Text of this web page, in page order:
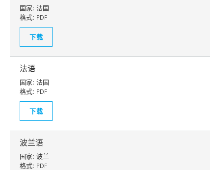
国家: 法国
格式: PDF
下载
法语
国家: 法国
格式: PDF
下载
波兰语
国家: 波兰
格式: PDF